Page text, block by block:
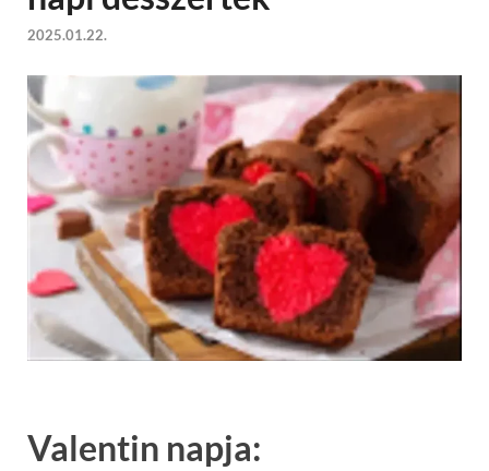
2025.01.22.
Valentin napja: